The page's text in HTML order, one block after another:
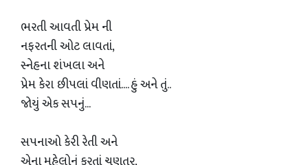
ભરતી આવતી પ્રેમ ની
નફરતની ઓટ લાવતાં,
સ્નેહના શંખલા અને
પ્રેમ કેરા છીપલાં વીણતાં.... હું અને તું..
જોયું એક સપનું...
સપનાઓ કેરી રેતી અને